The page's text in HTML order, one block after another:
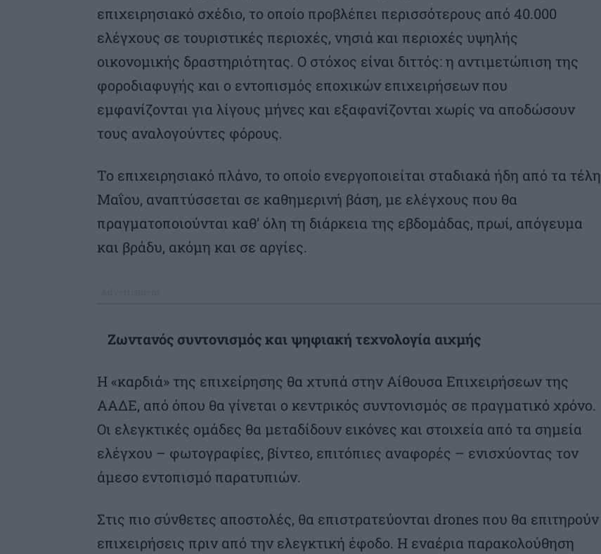
επιχειρησιακό σχέδιο, το οποίο προβλέπει περισσότερους από 40.000
ελέγχους σε τουριστικές περιοχές, νησιά και περιοχές υψηλής
οικονομικής δραστηριότητας. Ο στόχος είναι διττός: η αντιμετώπιση της
φοροδιαφυγής και ο εντοπισμός εποχικών επιχειρήσεων που
εμφανίζονται για λίγους μήνες και εξαφανίζονται χωρίς να αποδώσουν
τους αναλογούντες φόρους.
Το επιχειρησιακό πλάνο, το οποίο ενεργοποιείται σταδιακά ήδη από τα τέλη
Μαΐου, αναπτύσσεται σε καθημερινή βάση, με ελέγχους που θα
πραγματοποιούνται καθ’ όλη τη διάρκεια της εβδομάδας, πρωί, απόγευμα
και βράδυ, ακόμη και σε αργίες.
Ζωντανός συντονισμός και ψηφιακή τεχνολογία αιχμής
Η «καρδιά» της επιχείρησης θα χτυπά στην Αίθουσα Επιχειρήσεων της
ΑΑΔΕ, από όπου θα γίνεται ο κεντρικός συντονισμός σε πραγματικό χρόνο.
Οι ελεγκτικές ομάδες θα μεταδίδουν εικόνες και στοιχεία από τα σημεία
ελέγχου – φωτογραφίες, βίντεο, επιτόπιες αναφορές – ενισχύοντας τον
άμεσο εντοπισμό παρατυπιών.
Στις πιο σύνθετες αποστολές, θα επιστρατεύονται drones που θα επιτηρούν
επιχειρήσεις πριν από την ελεγκτική έφοδο. Η εναέρια παρακολούθηση